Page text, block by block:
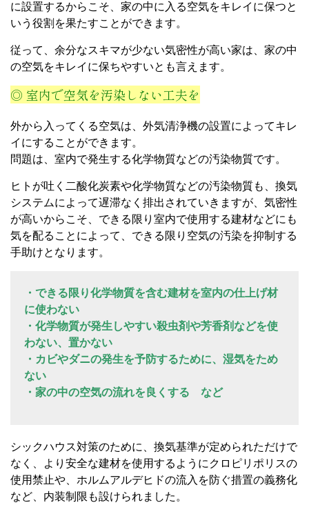
に設置するからこそ、家の中に入る空気をキレイに保つと
いう役割を果たすことができます。
従って、余分なスキマが少ない気密性が高い家は、家の中
の空気をキレイに保ちやすいとも言えます。
◎ 室内で空気を汚染しない工夫を
外から入ってくる空気は、外気清浄機の設置によってキレ
イにすることができます。
問題は、室内で発生する化学物質などの汚染物質です。
ヒトが吐く二酸化炭素や化学物質などの汚染物質も、換気
システムによって遅滞なく排出されていきますが、気密性
が高いからこそ、できる限り室内で使用する建材などにも
気を配ることによって、できる限り空気の汚染を抑制する
手助けとなります。
・できる限り化学物質を含む建材を室内の仕上げ材
に使わない
・化学物質が発生しやすい殺虫剤や芳香剤などを使
わない、置かない
・カビやダニの発生を予防するために、湿気をため
ない
・家の中の空気の流れを良くする など
シックハウス対策のために、換気基準が定められただけで
なく、より安全な建材を使用するようにクロピリポリスの
使用禁止や、ホルムアルデヒドの流入を防ぐ措置の義務化
など、内装制限も設けられました。